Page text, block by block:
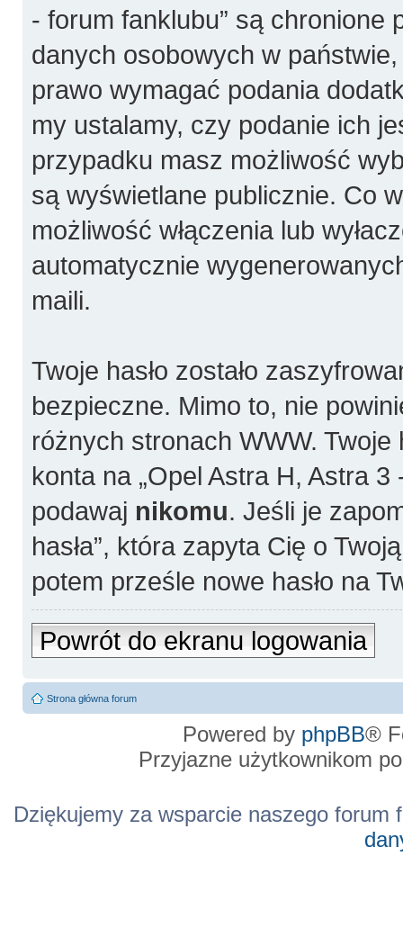
- forum fanklubu” są
danych osobowych w
prawo wymagać podania
my ustalamy, czy podanie ich
przypadku masz możliwość
są wyświetlane publicznie. Co
możliwość włączenia lub
automatycznie
maili.
Twoje hasło zostało
bezpieczne. Mimo to, nie
różnych stronach WWW. Twoje
konta na „Opel Astra H, Astra
podawaj nikomu. Jeśli je
hasła”, która zapyta Cię o
potem prześle nowe hasło na
Powrót do ekranu logowania
Strona główna forum
Powered by phpBB®
Przyjazne użytkownikom
Dziękujemy za wsparcie naszego